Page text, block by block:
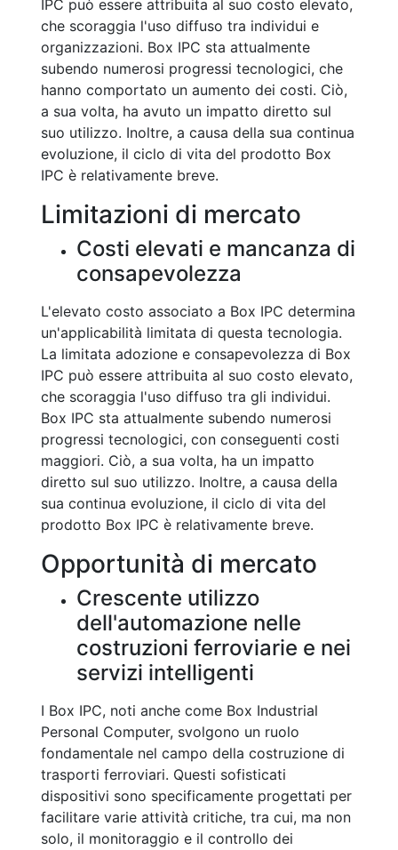
IPC può essere attribuita al suo costo elevato,
che scoraggia l'uso diffuso tra individui e
organizzazioni. Box IPC sta attualmente
subendo numerosi progressi tecnologici, che
hanno comportato un aumento dei costi. Ciò,
a sua volta, ha avuto un impatto diretto sul
suo utilizzo. Inoltre, a causa della sua continua
evoluzione, il ciclo di vita del prodotto Box
IPC è relativamente breve.
Limitazioni di mercato
Costi elevati e mancanza di
consapevolezza
L'elevato costo associato a Box IPC determina
un'applicabilità limitata di questa tecnologia.
La limitata adozione e consapevolezza di Box
IPC può essere attribuita al suo costo elevato,
che scoraggia l'uso diffuso tra gli individui.
Box IPC sta attualmente subendo numerosi
progressi tecnologici, con conseguenti costi
maggiori. Ciò, a sua volta, ha un impatto
diretto sul suo utilizzo. Inoltre, a causa della
sua continua evoluzione, il ciclo di vita del
prodotto Box IPC è relativamente breve.
Opportunità di mercato
Crescente utilizzo
dell'automazione nelle
costruzioni ferroviarie e nei
servizi intelligenti
I Box IPC, noti anche come Box Industrial
Personal Computer, svolgono un ruolo
fondamentale nel campo della costruzione di
trasporti ferroviari. Questi sofisticati
dispositivi sono specificamente progettati per
facilitare varie attività critiche, tra cui, ma non
solo, il monitoraggio e il controllo dei